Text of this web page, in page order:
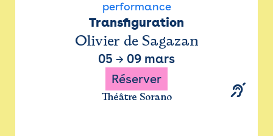
performance
Transfiguration
Olivier de Sagazan
05 → 09 mars
Réserver
Théâtre Sorano